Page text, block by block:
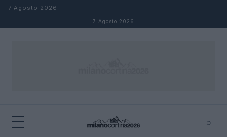
Salta al contenuto
7 Agosto 2026
7 Agosto 2026
⌕